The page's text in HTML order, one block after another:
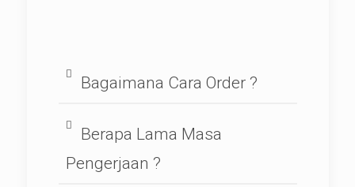
Bagaimana Cara Order ?
Berapa Lama Masa
Pengerjaan ?